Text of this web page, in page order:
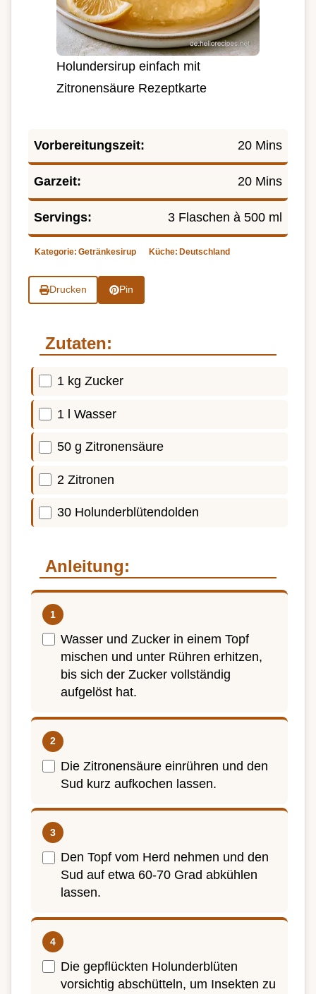
Holundersirup einfach mit
Zitronensäure Rezeptkarte
Vorbereitungszeit: 20 Mins
Garzeit: 20 Mins
Servings: 3 Flaschen à 500 ml
Kategorie: Getränkesirup Küche: Deutschland
Drucken Pin
Zutaten:
1 kg Zucker
1 l Wasser
50 g Zitronensäure
2 Zitronen
30 Holunderblütendolden
Anleitung:
Wasser und Zucker in einem Topf
mischen und unter Rühren erhitzen,
bis sich der Zucker vollständig
aufgelöst hat.
Die Zitronensäure einrühren und den
Sud kurz aufkochen lassen.
Den Topf vom Herd nehmen und den
Sud auf etwa 60-70 Grad abkühlen
lassen.
Die gepflückten Holunderblüten
vorsichtig abschütteln, um Insekten zu